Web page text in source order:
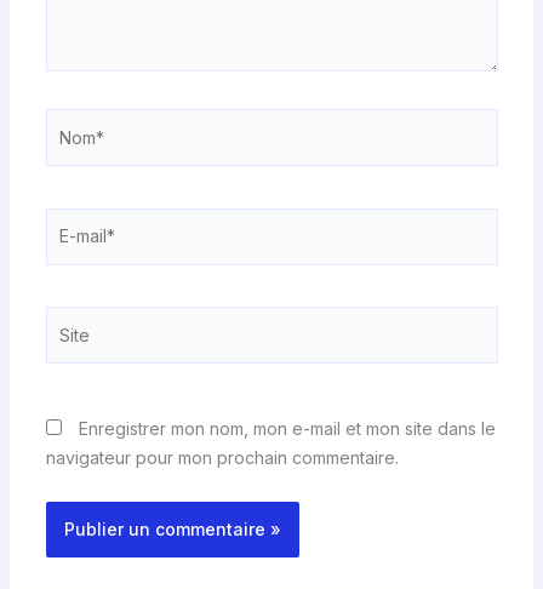
Enregistrer mon nom, mon e-mail et mon site dans le
navigateur pour mon prochain commentaire.